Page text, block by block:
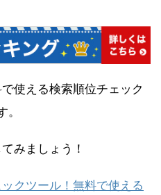
使える検索順位チェック
。
みましょう！
クツール！無料で使える